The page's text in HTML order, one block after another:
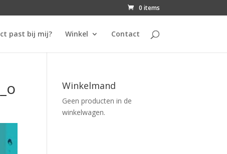
0 items
past bij mij? Winkel Contact
Winkelmand
Geen producten in de
winkelwagen.